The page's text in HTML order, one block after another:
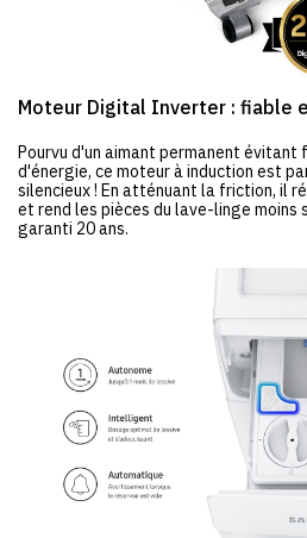
Moteur Digital Inverter : fiable
Pourvu d'un aimant permanent
d'énergie, ce moteur à induction est
silencieux ! En atténuant la friction, il
et rend les pièces du lave-linge moins
garanti 20 ans.